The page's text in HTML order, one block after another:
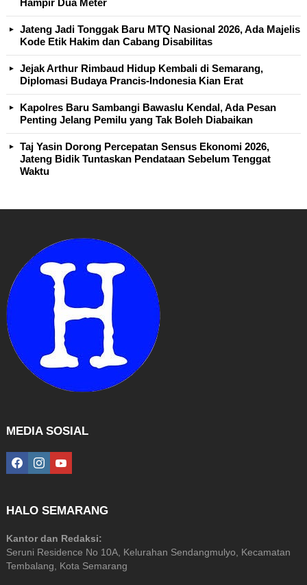
Jateng Jadi Tonggak Baru MTQ Nasional 2026, Ada Majelis
Kode Etik Hakim dan Cabang Disabilitas
Jejak Arthur Rimbaud Hidup Kembali di Semarang,
Diplomasi Budaya Prancis-Indonesia Kian Erat
Kapolres Baru Sambangi Bawaslu Kendal, Ada Pesan
Penting Jelang Pemilu yang Tak Boleh Diabaikan
Taj Yasin Dorong Percepatan Sensus Ekonomi 2026,
Jateng Bidik Tuntaskan Pendataan Sebelum Tenggat
Waktu
MEDIA SOSIAL
facebookinstagramyoutube
HALO SEMARANG
Kantor dan Redaksi:
Seruni Residence No 10A, Kelurahan Sendangmulyo, Kecamatan
Tembalang, Kota Semarang